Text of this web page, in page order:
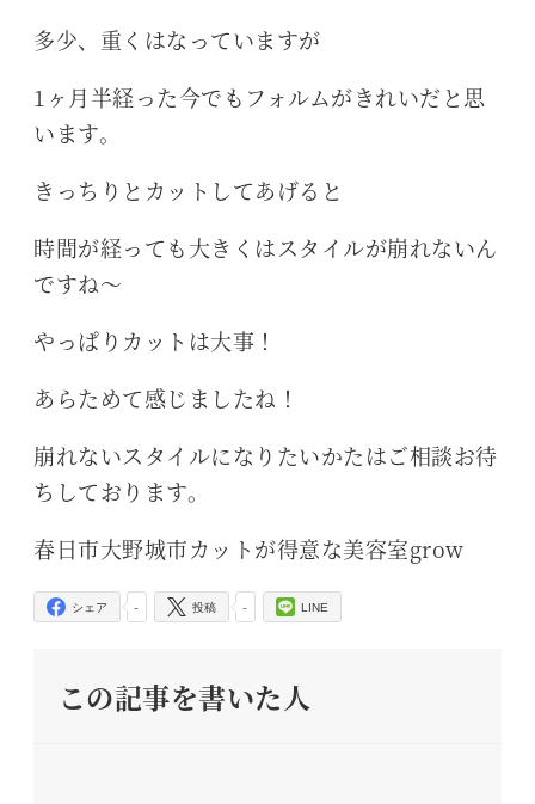
多少、重くはなっていますが
1ヶ月半経った今でもフォルムがきれいだと思
います。
きっちりとカットしてあげると
時間が経っても大きくはスタイルが崩れないん
ですね～
やっぱりカットは大事！
あらためて感じましたね！
崩れないスタイルになりたいかたはご相談お待
ちしております。
春日市大野城市カットが得意な美容室grow
-
シェア -
投稿 LINE
この記事を書いた人